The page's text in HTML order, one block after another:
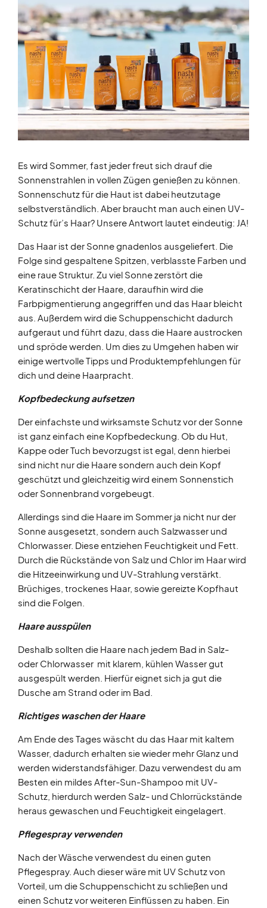
Es wird Sommer, fast jeder freut sich drauf die
Sonnenstrahlen in vollen Zügen genießen zu können.
Sonnenschutz für die Haut ist dabei heutzutage
selbstverständlich. Aber braucht man auch einen UV-
Schutz für’s Haar? Unsere Antwort lautet eindeutig: JA!
Das Haar ist der Sonne gnadenlos ausgeliefert. Die
Folge sind gespaltene Spitzen, verblasste Farben und
eine raue Struktur. Zu viel Sonne zerstört die
Keratinschicht der Haare, daraufhin wird die
Farbpigmentierung angegriffen und das Haar bleicht
aus. Außerdem wird die Schuppenschicht dadurch
aufgeraut und führt dazu, dass die Haare austrocken
und spröde werden. Um dies zu Umgehen haben wir
einige wertvolle Tipps und Produktempfehlungen für
dich und deine Haarpracht.
Kopfbedeckung aufsetzen
Der einfachste und wirksamste Schutz vor der Sonne
ist ganz einfach eine Kopfbedeckung. Ob du Hut,
Kappe oder Tuch bevorzugst ist egal, denn hierbei
sind nicht nur die Haare sondern auch dein Kopf
geschützt und gleichzeitig wird einem Sonnenstich
oder Sonnenbrand vorgebeugt.
Allerdings sind die Haare im Sommer ja nicht nur der
Sonne ausgesetzt, sondern auch Salzwasser und
Chlorwasser. Diese entziehen Feuchtigkeit und Fett.
Durch die Rückstände von Salz und Chlor im Haar wird
die Hitzeeinwirkung und UV-Strahlung verstärkt.
Brüchiges, trockenes Haar, sowie gereizte Kopfhaut
sind die Folgen.
Haare ausspülen
Deshalb sollten die Haare nach jedem Bad in Salz-
oder Chlorwasser mit klarem, kühlen Wasser gut
ausgespült werden. Hierfür eignet sich ja gut die
Dusche am Strand oder im Bad.
Richtiges waschen der Haare
Am Ende des Tages wäscht du das Haar mit kaltem
Wasser, dadurch erhalten sie wieder mehr Glanz und
werden widerstandsfähiger. Dazu verwendest du am
Besten ein mildes After-Sun-Shampoo mit UV-
Schutz, hierdurch werden Salz- und Chlorrückstände
heraus gewaschen und Feuchtigkeit eingelagert.
Pflegespray verwenden
Nach der Wäsche verwendest du einen guten
Pflegespray. Auch dieser wäre mit UV Schutz von
Vorteil, um die Schuppenschicht zu schließen und
einen Schutz vor weiteren Einflüssen zu haben. Ein